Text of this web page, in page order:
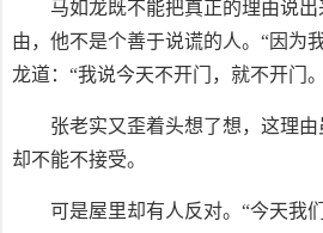
马如龙既不能把真正的理由说
由，他不是个善于说谎的人。“因为
龙道：“我说今天不开门，就不开门
张老实又歪着头想了想，这理
却不能不接受。
可是屋里却有人反对。“今天我